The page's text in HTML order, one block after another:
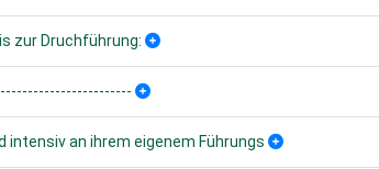
zur Druchführung:
intensiv an ihrem eigenem Führungs